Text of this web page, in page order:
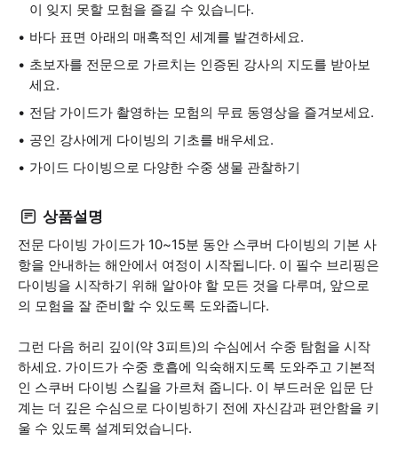
이 잊지 못할 모험을 즐길 수 있습니다.
바다 표면 아래의 매혹적인 세계를 발견하세요.
초보자를 전문으로 가르치는 인증된 강사의 지도를 받아보
세요.
전담 가이드가 촬영하는 모험의 무료 동영상을 즐겨보세요.
공인 강사에게 다이빙의 기초를 배우세요.
가이드 다이빙으로 다양한 수중 생물 관찰하기
상품설명
전문 다이빙 가이드가 10~15분 동안 스쿠버 다이빙의 기본 사
항을 안내하는 해안에서 여정이 시작됩니다. 이 필수 브리핑은
다이빙을 시작하기 위해 알아야 할 모든 것을 다루며, 앞으로
의 모험을 잘 준비할 수 있도록 도와줍니다.
그런 다음 허리 깊이(약 3피트)의 수심에서 수중 탐험을 시작
하세요. 가이드가 수중 호흡에 익숙해지도록 도와주고 기본적
인 스쿠버 다이빙 스킬을 가르쳐 줍니다. 이 부드러운 입문 단
계는 더 깊은 수심으로 다이빙하기 전에 자신감과 편안함을 키
울 수 있도록 설계되었습니다.